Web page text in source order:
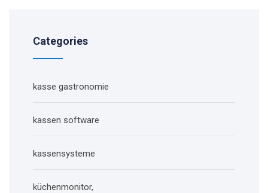
Categories
kasse gastronomie
kassen software
kassensysteme
küchenmonitor,